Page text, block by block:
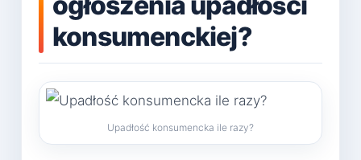
konsumenckiej?
Upadłość konsumencka ile razy?